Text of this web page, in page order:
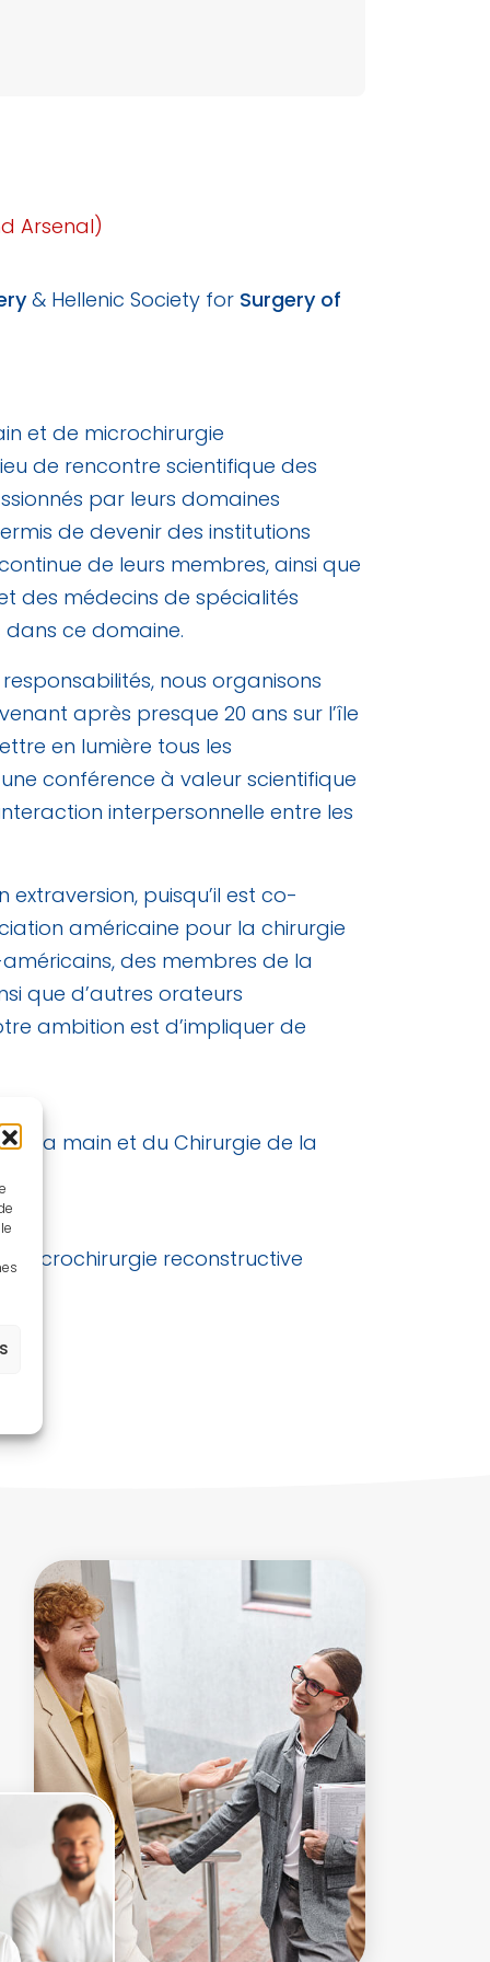
Arsenal)
& Hellenic Society for Surgery of
et de microchirurgie
de rencontre scientifique des
par leurs domaines
de devenir des institutions
de leurs membres, ainsi que
des médecins de spécialités
ce domaine.
nous organisons
après presque 20 ans sur l’île
en lumière tous les
conférence à valeur scientifique
interpersonnelle entre les
puisqu’il est co-
américaine pour la chirurgie
des membres de la
que d’autres orateurs
ambition est d’impliquer de
la main et du Chirurgie de la
microchirurgie reconstructive